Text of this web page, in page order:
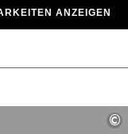
ANZEIGEN
©